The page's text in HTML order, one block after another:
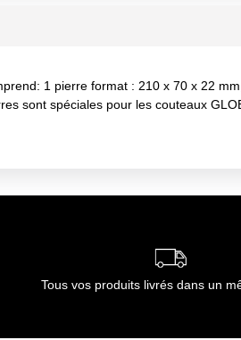
1 pierre format : 210 x 70 x 22
sont spéciales pour les couteaux
Tous vos produits livrés dans un